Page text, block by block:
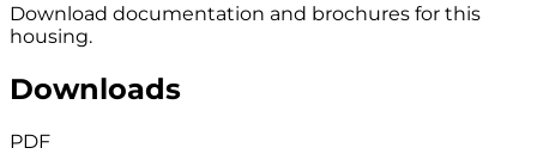
Download documentation and brochures for this
housing.
Downloads
PDF